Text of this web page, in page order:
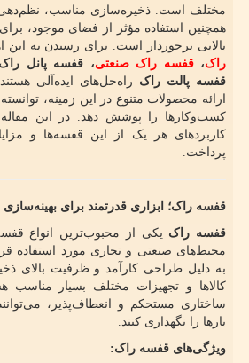
مختلف است. ذخیره‌سازی مناسب، نظم‌دهی
همچنین استفاده مؤثر از فضای موجود،
بالایی برخوردار است. برای رسیدن به این
راک،قفسه راک صنعتی، قفسه پانل
قفسه پالت راک راه‌حل‌های ایده‌آلی
ارائه محصولات متنوع در این زمینه،
کسب‌وکارها را پوشش دهد. در این
کاربردهای هر یک از این قفسه‌ها و
پرداخت.
قفسه راک؛ ابزاری قدرتمند برای
قفسه راک یکی از محبوب‌ترین انواع
محیط‌های صنعتی و تجاری مورد استفاده
به دلیل طراحی کارآمد و ظرفیت بالای
کالاها و تجهیزات مختلف بسیار مناسب
ساختاری مستحکم و انعطاف‌پذیر،
بارها را نگهداری کنند.
ویژگی‌های قفسه راک: